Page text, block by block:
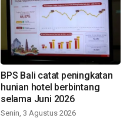
BPS Bali catat peningkatan
hunian hotel berbintang
selama Juni 2026
Senin, 3 Agustus 2026